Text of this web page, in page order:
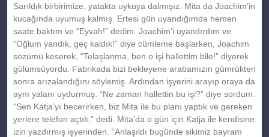
Sarıldık birbirimize, yatakta uykuya dalmışız. Mita da Joachim’in
kucağında uyumuş kalmış. Ertesi gün uyandığımda hemen
saate baktım ve “Eyvah!” dedim. Joachim’i uyandırdım ve
“Oğlum yandık, geç kaldık!” diye cümleme başlarken, Joachim
sözümü keserek, “Telaşlanma, ben o işi hallettim bile!” diyerek
gülümsüyordu. Fabrikada bizi bekleyene arabamızın gümrükten
sonra arızalandığını söylemiş. Ardından işyerini arayıp oraya da
aynı yalanı uydurmuş. “Ne zaman hallettin bu işi?” diye sordum.
“Sen Katja’yı becerirken, biz Mita ile bu planı yaptık ve gereken
yerlere telefon açtık.” dedi. Mita’da o gün için Katja ile kendisine
izin yazdırmış işyerinden. “Anlaşıldı bugünde sikimiz bayram